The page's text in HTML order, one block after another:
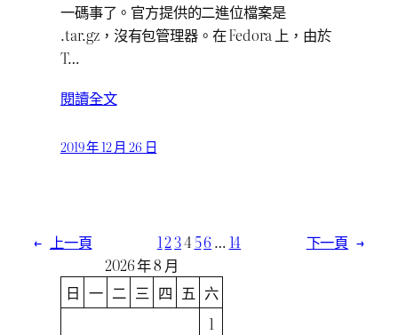
一碼事了。官方提供的二進位檔案是
.tar.gz，沒有包管理器。在 Fedora 上，由於
T…
閱讀全文
2019 年 12 月 26 日
← 上一頁 123456 …14 下一頁 →
2026 年 8 月
日 一 二 三 四 五 六
1